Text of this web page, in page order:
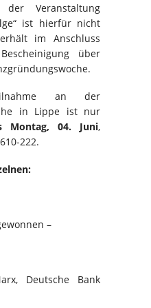
Veranstaltung
ist hierfür nicht
im Anschluss
über
an der
in Lippe ist nur
Montag, 04. Juni,
222.
–
Deutsche Bank